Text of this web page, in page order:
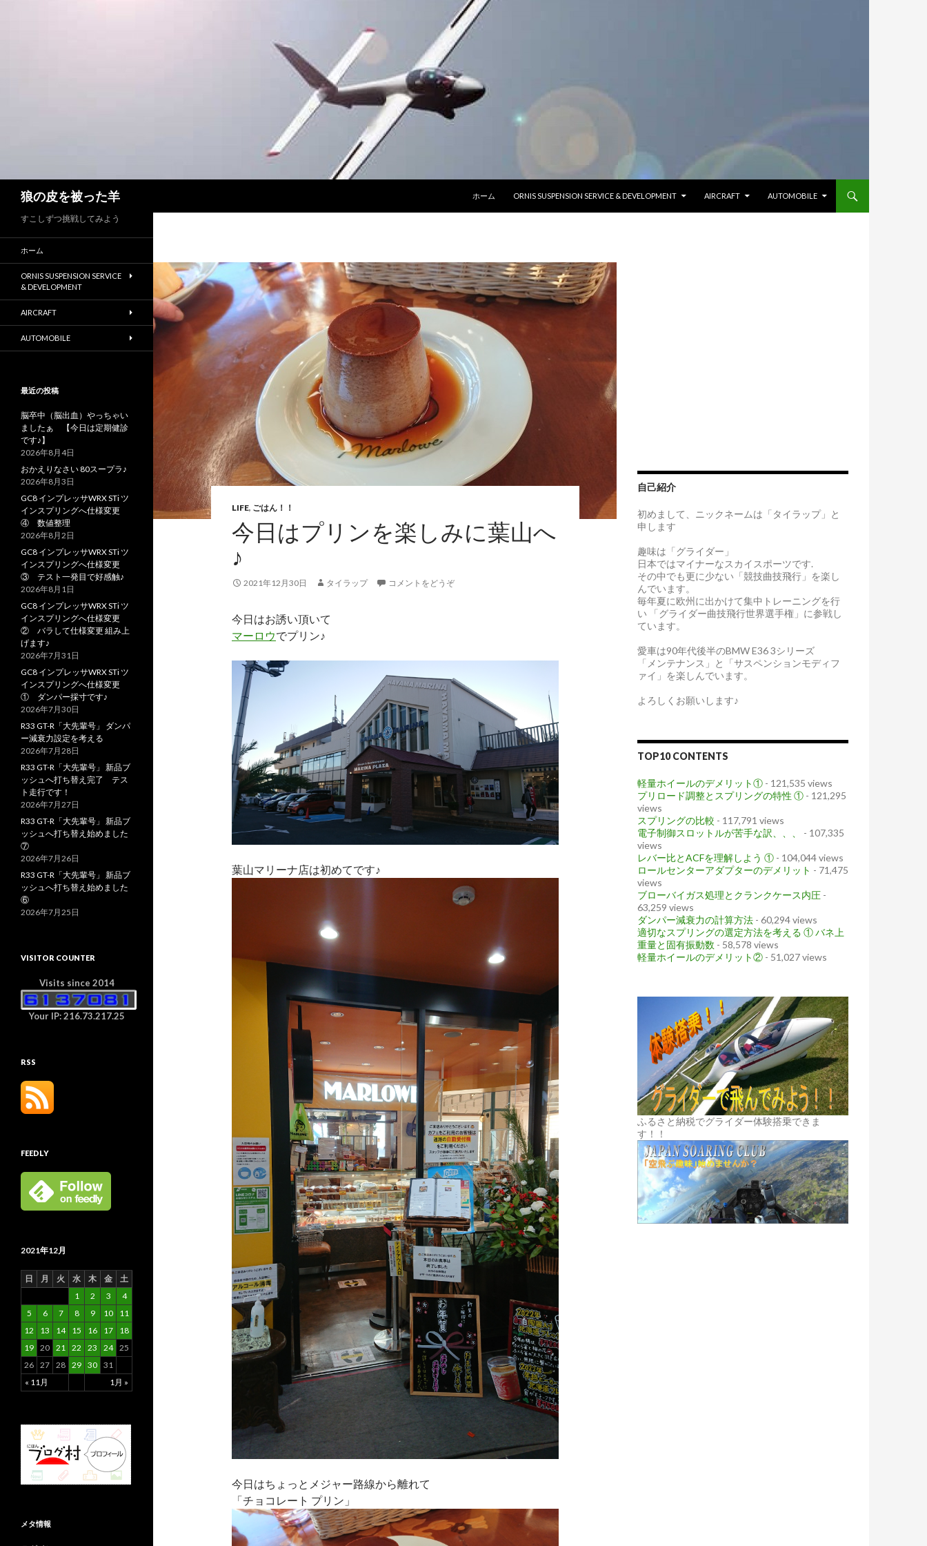
狼の皮を被った羊
ホーム
ORNIS SUSPENSION SERVICE & DEVELOPMENT AIRCRAFT AUTOMOBILE
LIFE, ごはん！！
今日はプリンを楽しみに葉山へ
♪
2021年12月30日 タイラップ コメントをどうぞ
今日はお誘い頂いて
マーロウでプリン♪
葉山マリーナ店は初めてです♪
今日はちょっとメジャー路線から離れて
「チョコレート プリン」
自己紹介
初めまして、ニックネームは「タイラップ」と
申します
趣味は「グライダー」
日本ではマイナーなスカイスポーツです.
その中でも更に少ない「競技曲技飛行」を楽し
んでいます。
毎年夏に欧州に出かけて集中トレーニングを行
い 「グライダー曲技飛行世界選手権」に参戦し
ています。
愛車は90年代後半のBMW E36 3シリーズ
「メンテナンス」と「サスペンションモディフ
ァイ」を楽しんでいます。
よろしくお願いします♪
TOP10 CONTENTS
軽量ホイールのデメリット① - 121,535 views
プリロード調整とスプリングの特性 ① - 121,295
views
スプリングの比較 - 117,791 views
電子制御スロットルが苦手な訳、、、
- 107,335
views
レバー比とACFを理解しよう ① - 104,044 views
ロールセンターアダプターのデメリット - 71,475
views
ブローバイガス処理とクランクケース内圧 -
63,259 views
ダンパー減衰力の計算方法 - 60,294 views
適切なスプリングの選定方法を考える ① バネ上
重量と固有振動数 - 58,578 views
軽量ホイールのデメリット② - 51,027 views
ふるさと納税でグライダー体験搭乗できま
す！！
すこしずつ挑戦してみよう
ホーム
ORNIS SUSPENSION SERVICE
& DEVELOPMENT
AIRCRAFT
AUTOMOBILE
最近の投稿
脳卒中（脳出血）やっちゃい
ましたぁ 【今日は定期健診
です♪】
2026年8月4日
おかえりなさい 80スープラ♪
2026年8月3日
GC8 インプレッサWRX STi ツ
インスプリングへ仕様変更
④ 数値整理
2026年8月2日
GC8 インプレッサWRX STi ツ
インスプリングへ仕様変更
③ テスト一発目で好感触♪
2026年8月1日
GC8 インプレッサWRX STi ツ
インスプリングへ仕様変更
② バラして仕様変更 組み上
げます♪
2026年7月31日
GC8 インプレッサWRX STi ツ
インスプリングへ仕様変更
① ダンパー採寸です♪
2026年7月30日
R33 GT-R「大先輩号」 ダンパ
ー減衰力設定を考える
2026年7月28日
R33 GT-R「大先輩号」 新品ブ
ッシュへ打ち替え完了 テス
ト走行です！
2026年7月27日
R33 GT-R「大先輩号」 新品ブ
ッシュへ打ち替え始めました
⑦
2026年7月26日
R33 GT-R「大先輩号」 新品ブ
ッシュへ打ち替え始めました
⑥
2026年7月25日
VISITOR COUNTER
Visits since 2014
Your IP: 216.73.217.25
RSS
FEEDLY
2021年12月
日 月 火 水 木 金 土
« 11月 1月 »
1 2 3
4
5
6 7 8 9 10
11
12
13 14 15 16 17
18
19 20 21 22 23 24 25
26 27 28 29 30 31
メタ情報